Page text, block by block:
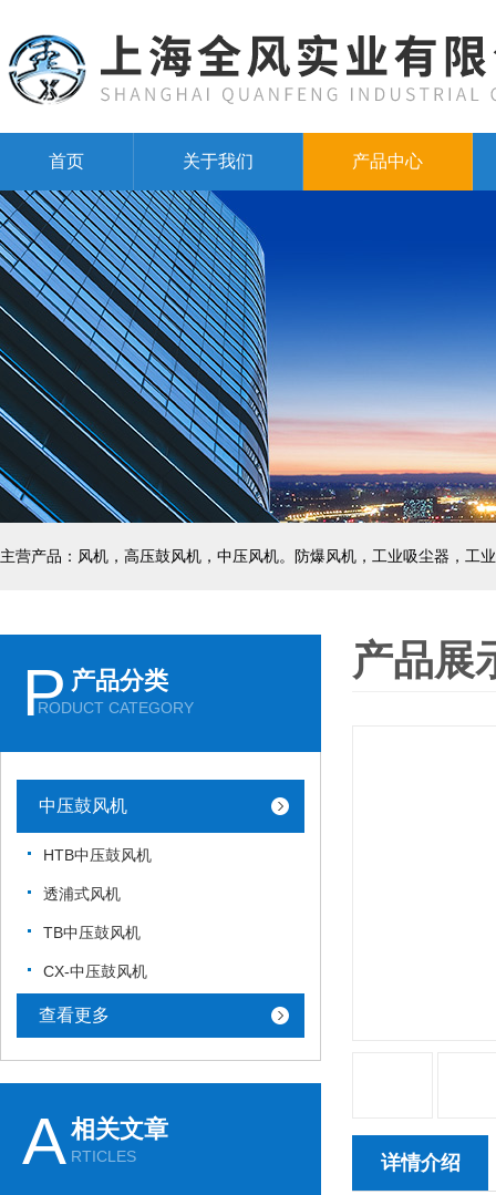
首页 关于我们 产品中心
主营产品：风机，高压鼓风机，中压风机。防爆风机，工业吸尘器，工
P 产品分类
RODUCT CATEGORY
中压鼓风机
HTB中压鼓风机
透浦式风机
TB中压鼓风机
CX-中压鼓风机
查看更多
A相关文章
RTICLES
产品展
详情介绍